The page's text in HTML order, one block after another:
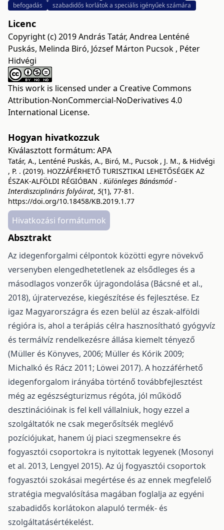
befogadás
szabadidős korlátok a speciális igényűek számára
Licenc
Copyright (c) 2019 András Tatár, Andrea Lenténé
Puskás, Melinda Biró, József Márton Pucsok , Péter
Hidvégi
This work is licensed under a Creative Commons
Attribution-NonCommercial-NoDerivatives 4.0
International License.
Hogyan hivatkozzuk
Kiválasztott formátum: APA
Tatár, A., Lenténé Puskás, A., Biró, M., Pucsok , J. M., & Hidvégi
, P. . (2019). HOZZÁFÉRHETŐ TURISZTIKAI LEHETŐSÉGEK AZ
ÉSZAK-ALFÖLDI RÉGIÓBAN . Különleges Bánásmód -
Interdiszciplináris folyóirat, 5(1), 77-81.
https://doi.org/10.18458/KB.2019.1.77
Hivatkozási formátumok
Absztrakt
Az idegenforgalmi célpontok közötti egyre növekvő
versenyben elengedhetetlenek az elsődleges és a
másodlagos vonzerők újragondolása (Bácsné et al.,
2018), újratervezése, kiegészítése és fejlesztése. Ez
igaz Magyarországra és ezen belül az észak-alföldi
régióra is, ahol a terápiás célra hasznosítható gyógyvíz
és termálvíz rendelkezésre állása kiemelt tényező
(Müller és Könyves, 2006; Müller és Kórik 2009;
Michalkó és Rácz 2011; Löwei 2017). A hozzáférhető
idegenforgalom irányába történő továbbfejlesztést
még az egészségturizmus régóta, jól működő
desztinációinak is fel kell vállalniuk, hogy ezzel a
szolgáltatók ne csak megerősítsék meglévő
pozíciójukat, hanem új piaci szegmensekre és
fogyasztói csoportokra is nyitottak legyenek (Mosonyi
et al. 2013, Lengyel 2015). Az új fogyasztói csoportok
fogyasztói szokásai megértése és az ennek megfelelő
stratégia megvalósítása magában foglalja az egyéni
szabadidős korlátokon alapuló termék- és
szolgáltatásértékelést.